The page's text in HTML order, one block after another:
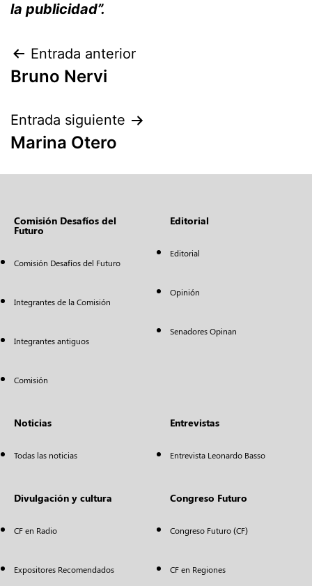
la publicidad”.
Entrada anterior
Bruno Nervi
Entrada siguiente
Marina Otero
Comisión Desafíos del
Futuro
Comisión Desafíos del Futuro
Integrantes de la Comisión
Integrantes antiguos
Comisión
Editorial
Editorial
Opinión
Senadores Opinan
Noticias
Todas las noticias
Entrevistas
Entrevista Leonardo Basso
Divulgación y cultura
CF en Radio
Expositores Recomendados
Congreso Futuro
Congreso Futuro (CF)
CF en Regiones